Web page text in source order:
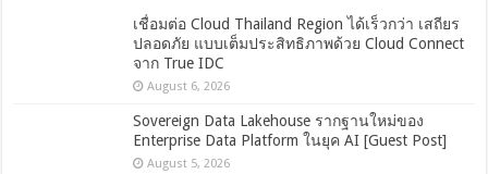
เชื่อมต่อ Cloud Thailand Region ได้เร็วกว่า เสถียร
ปลอดภัย แบบเต็มประสิทธิภาพด้วย Cloud Connect
จาก True IDC
August 6, 2026
Sovereign Data Lakehouse รากฐานใหม่ของ
Enterprise Data Platform ในยุค AI [Guest Post]
August 5, 2026